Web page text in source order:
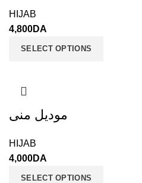
HIJAB
4,800DA
SELECT OPTIONS
موديل منى
HIJAB
4,000DA
SELECT OPTIONS